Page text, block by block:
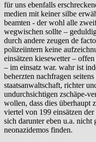
für uns ebenfalls
medien mit keiner silbe
beamten - der wohl alle
wegwischen sollte –
durch andere zeugen de
polizeiintern keine
einsätzen kiesewetter –
– im einsatz war. wahr ist
beherzten nachfragen
staatsanwaltschaft, richter
undurchsichtigen zschäpe-
wollen, dass dies überhaupt
viertel von 199 einsätzen
sich darunter eben u.a. nicht
neonazidemos finden.